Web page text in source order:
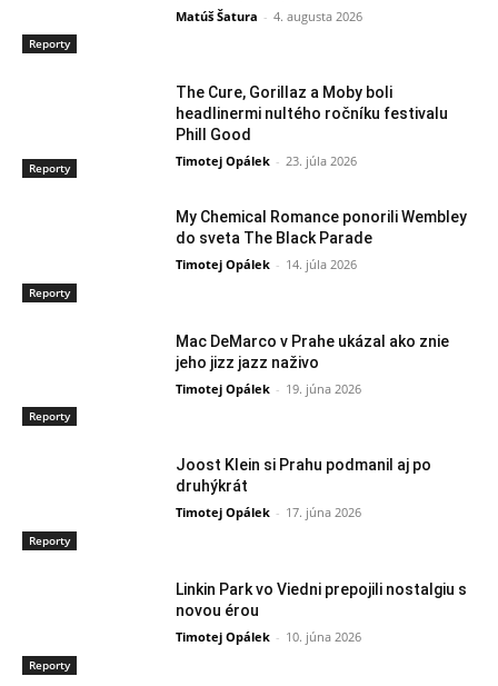
Reporty
Matúš Šatura - 4. augusta 2026
Reporty
The Cure, Gorillaz a Moby boli
headlinermi nultého ročníku festivalu
Phill Good
Timotej Opálek - 23. júla 2026
Reporty
My Chemical Romance ponorili Wembley
do sveta The Black Parade
Timotej Opálek - 14. júla 2026
Reporty
Mac DeMarco v Prahe ukázal ako znie
jeho jizz jazz naživo
Timotej Opálek - 19. júna 2026
Reporty
Joost Klein si Prahu podmanil aj po
druhýkrát
Timotej Opálek - 17. júna 2026
Reporty
Linkin Park vo Viedni prepojili nostalgiu s
novou érou
Timotej Opálek - 10. júna 2026